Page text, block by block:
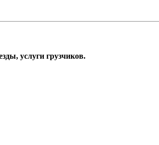
услуги грузчиков.